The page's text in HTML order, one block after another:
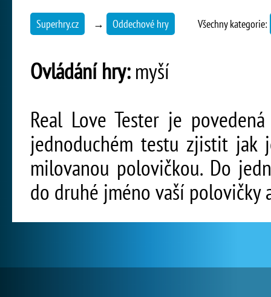
Superhry.cz → Oddechové hry Všechny kategorie:
Ovládání hry:myší
Real Love Tester je
jednoduchém testu zjistit jak
milovanou polovičkou. Do
do druhé jméno vaší